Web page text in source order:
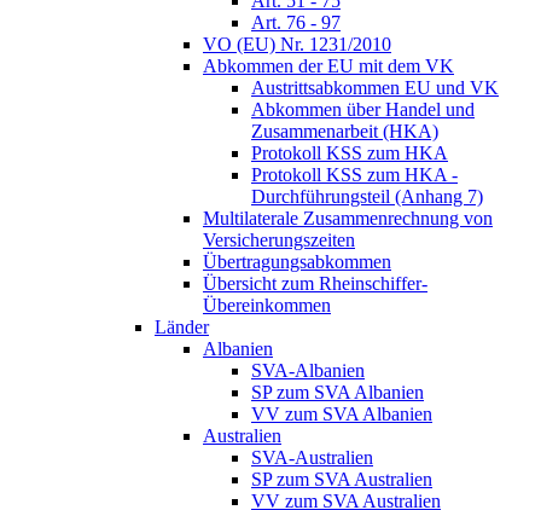
Art. 76 - 97
VO (EU) Nr. 1231/2010
Abkommen der EU mit dem VK
Austrittsabkommen EU und VK
Abkommen über Handel und
Zusammenarbeit (HKA)
Protokoll KSS zum HKA
Protokoll KSS zum HKA -
Durchführungsteil (Anhang 7)
Multilaterale Zusammenrechnung von
Versicherungszeiten
Übertragungsabkommen
Übersicht zum Rheinschiffer-
Übereinkommen
Länder
Albanien
SVA-Albanien
SP zum SVA Albanien
VV zum SVA Albanien
Australien
SVA-Australien
SP zum SVA Australien
VV zum SVA Australien